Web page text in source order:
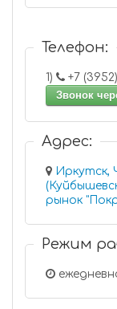
Телефон:
1)
Звонок
Адрес:
Иркутск,
Режим